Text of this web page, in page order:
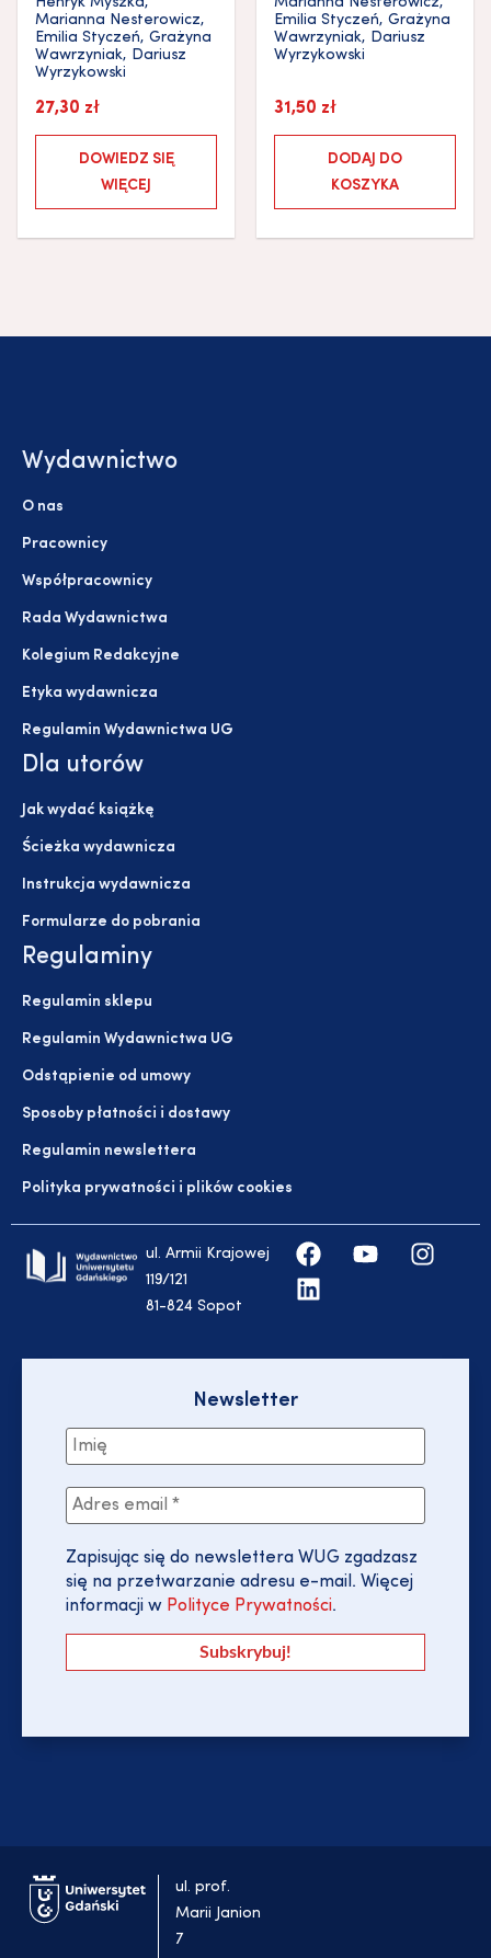
Marianna Nesterowicz,
Emilia Styczeń, Grażyna
Wawrzyniak, Dariusz
Wyrzykowski
27,30 zł
DOWIEDZ SIĘ
WIĘCEJ
Emilia Styczeń, Grażyna
Wawrzyniak, Dariusz
Wyrzykowski
31,50 zł
DODAJ DO
KOSZYKA
Wydawnictwo
O nas
Pracownicy
Współpracownicy
Rada Wydawnictwa
Kolegium Redakcyjne
Etyka wydawnicza
Regulamin Wydawnictwa UG
Dla utorów
Jak wydać książkę
Ścieżka wydawnicza
Instrukcja wydawnicza
Formularze do pobrania
Regulaminy
Regulamin sklepu
Regulamin Wydawnictwa UG
Odstąpienie od umowy
Sposoby płatności i dostawy
Regulamin newslettera
Polityka prywatności i plików cookies
ul. Armii Krajowej
119/121
81-824 Sopot
Newsletter
Zapisując się do newslettera WUG zgadzasz
się na przetwarzanie adresu e-mail. Więcej
informacji w Polityce Prywatności.
ul. prof.
Marii Janion
7